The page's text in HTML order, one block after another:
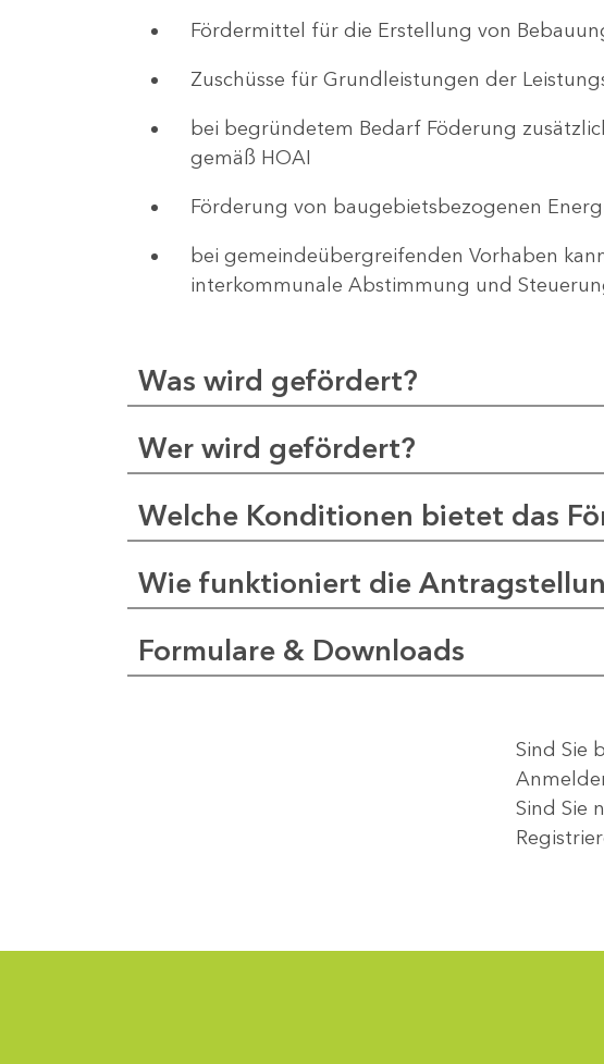
Fördermittel für die Erstellung von
Zuschüsse für Grundleistungen der
bei begründetem Bedarf Föderung
gemäß HOAI
Förderung von baugebietsbezogenen
bei gemeindeübergreifenden Vorhaben
interkommunale Abstimmung und
Was wird gefördert?
Wer wird gefördert?
Welche Konditionen bietet das
Wie funktioniert die
Formulare & Downloads
Sind Sie
Sind Sie